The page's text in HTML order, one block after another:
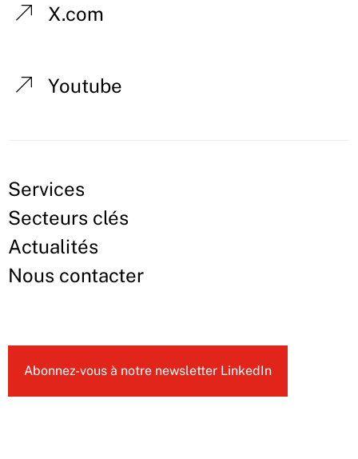
X.com
Youtube
Services
Secteurs clés
Actualités
Nous contacter
Abonnez-vous à notre newsletter LinkedIn